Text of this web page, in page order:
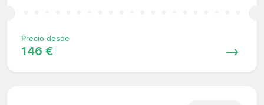
Precio desde
146 €